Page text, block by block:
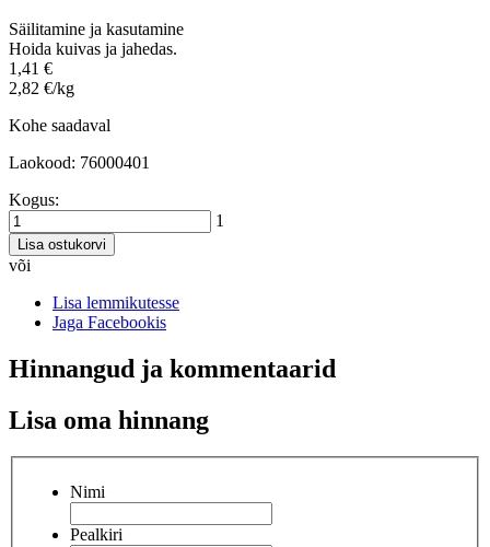
Säilitamine ja kasutamine
Hoida kuivas ja jahedas.
1,41 €
2,82 €/kg
Kohe saadaval
Laokood: 76000401
Kogus:
1
Lisa ostukorvi
või
Lisa lemmikutesse
Jaga Facebookis
Hinnangud ja kommentaarid
Lisa oma hinnang
Nimi
Pealkiri